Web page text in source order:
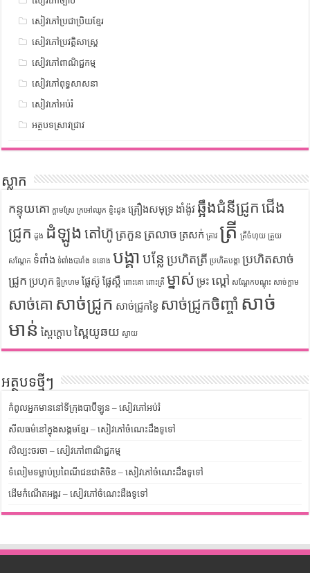
សៀវភៅប្រជាប្រិយខ្មែរ
សៀវភៅប្រវត្តិសាស្រ្ត
សៀវភៅពាណិជ្ជកម្ម
សៀវភៅពុទ្ធសាសនា
សៀវភៅអប់រំ
អត្ថបទស្រាវជ្រាវ
ស្លាក
កន្ទុយគោ ក្តាមស្រែ ក្រអៅឈូក ខ្ទិះដូង គ្រឿងសមុទ្រ ងាំង៉ូវ ឆ្អឹងជំនីជ្រូក ជើង
ជ្រូក ដូង ដំឡូង តៅហ៊ូ ត្រកួន ត្រលាច ត្រសក់ ត្រាវ ត្រី ត្រីចំហុយ ត្រួយ
សណ្តែក ទំពាំង ទំពាំងបារាំង ននោង បង្គា បន្លែ ប្រហិតត្រី ប្រហិតបង្គា ប្រហិតសាច់
ជ្រូក ប្រហុក ផ្ទីក្រហម ផ្លែស៊ូ ផ្លែស្ពឺ ពោះគោ ពោះត្រី ម្នាស់ ម្រះ ល្ពៅ សណ្តែកបណ្តុះ សាច់ក្តាម
សាច់គោ សាច់ជ្រូក សាច់ជ្រូកខ្វៃ សាច់ជ្រូកចិញ្ចាំ សាច់
មាន់ ស្ពៃក្តោប ស្ពៃយូឆយ ស្វាយ
អត្ថបទថ្មីៗ
កំពូលអ្នកមាននៅទីក្រុងបាប៊ីឡូន – សៀវភៅអប់រំ
សីលធម៌នៅក្នុងសង្គមខ្មែរ – សៀវភៅចំណេះដឹងទូទៅ
សិល្បះចរចា – សៀវភៅពាណិជ្ជកម្ម
ទំលៀមទម្លាប់ប្រពៃណីជនជាតិចិន – សៀវភៅចំណេះដឹងទូទៅ
ដើមកំណើតអង្គរ – សៀវភៅចំណេះដឹងទូទៅ